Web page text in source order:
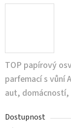
TOP papírový
parfemací s vůní
aut, domácností,
Dostupnost